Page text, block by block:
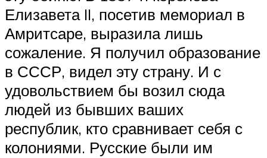
Елизавета II, посетив мемориал в
Амритсаре, выразила лишь
сожаление. Я получил образование
в СССР, видел эту страну. И с
удовольствием бы возил сюда
людей из бывших ваших
республик, кто сравнивает себя с
колониями. Русские были им